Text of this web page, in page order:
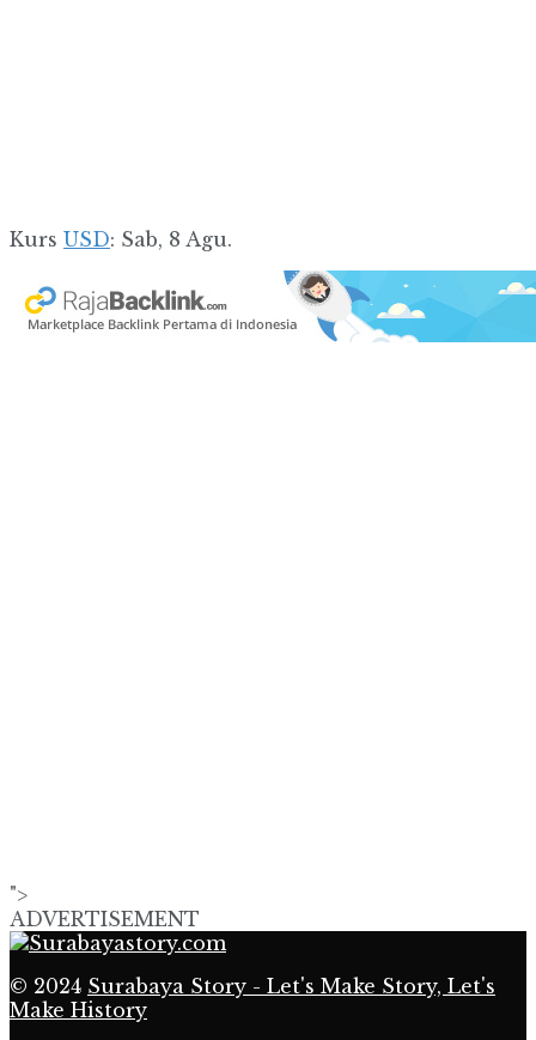
Kurs USD: Sab, 8 Agu.
">
ADVERTISEMENT
© 2024 Surabaya Story - Let's Make Story, Let's
Make History